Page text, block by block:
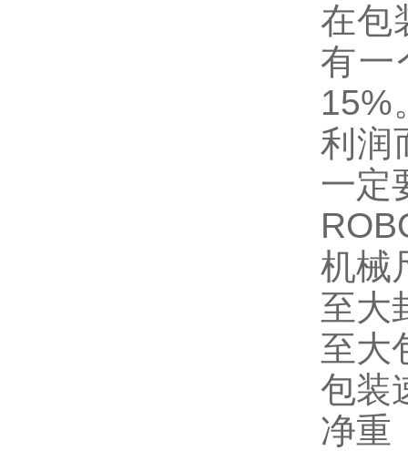
在包
有一
15%
利润
一定
机械
至大
至大
包装
净重